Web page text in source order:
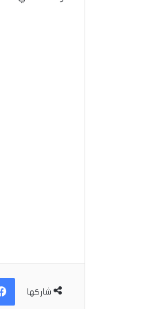
شاركها